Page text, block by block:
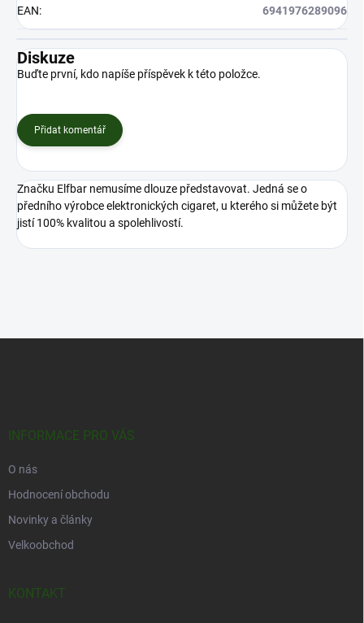
EAN: 6941976289096
Diskuze
Buďte první, kdo napíše příspěvek k této položce.
Přidat komentář
Značku Elfbar nemusíme dlouze představovat. Jedná se o
předního výrobce elektronických cigaret, u kterého si můžete být
jistí 100% kvalitou a spolehlivostí.
INFORMACE PRO VÁS
O nás
Hodnocení obchodu
Novinky a články
Velkoobchod
KONTAKT